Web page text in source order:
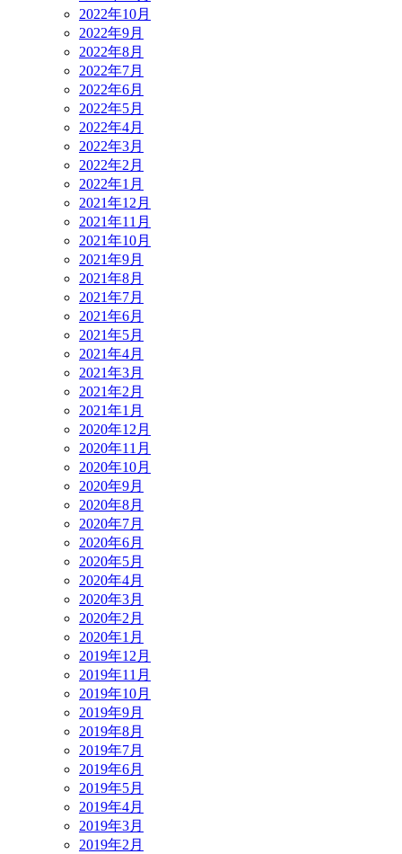
2022年10月
2022年9月
2022年8月
2022年7月
2022年6月
2022年5月
2022年4月
2022年3月
2022年2月
2022年1月
2021年12月
2021年11月
2021年10月
2021年9月
2021年8月
2021年7月
2021年6月
2021年5月
2021年4月
2021年3月
2021年2月
2021年1月
2020年12月
2020年11月
2020年10月
2020年9月
2020年8月
2020年7月
2020年6月
2020年5月
2020年4月
2020年3月
2020年2月
2020年1月
2019年12月
2019年11月
2019年10月
2019年9月
2019年8月
2019年7月
2019年6月
2019年5月
2019年4月
2019年3月
2019年2月